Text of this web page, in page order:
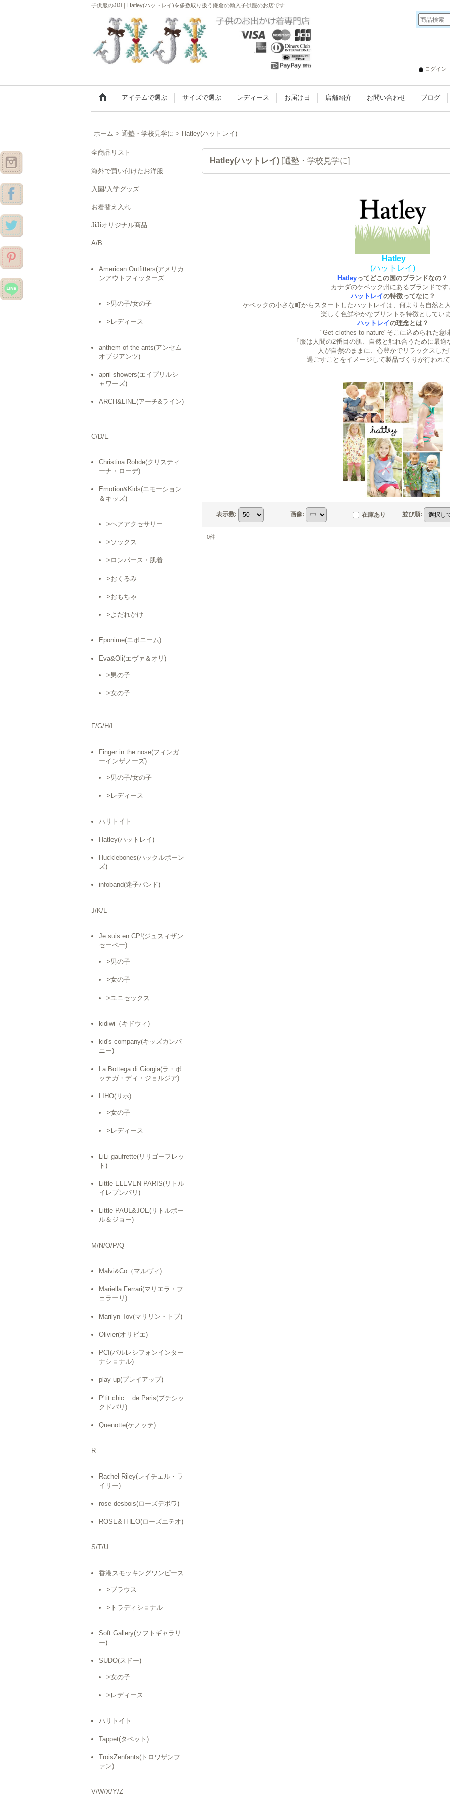
子供服のJiJi｜Hatley(ハットレイ)を多数取り扱う鎌倉の輸入子供服のお店です
ログイン
アイテムで選ぶ サイズで選ぶ レディース お届け日 店舗紹介 お問い合わせ ブログ
ホーム > 通塾・学校見学に > Hatley(ハットレイ)
全商品リスト
海外で買い付けたお洋服
入園/入学グッズ
お着替え入れ
JiJiオリジナル商品
A/B
American Outfitters(アメリカ
ンアウトフィッターズ
>男の子/女の子
>レディース
anthem of the ants(アンセム
オブジアンツ)
april showers(エイプリルシ
ャワーズ)
ARCH&LINE(アーチ&ライン)
C/D/E
Christina Rohde(クリスティ
ーナ・ローデ)
Emotion&Kids(エモーション
＆キッズ)
>ヘアアクセサリー
>ソックス
>ロンパース・肌着
>おくるみ
>おもちゃ
>よだれかけ
Eponime(エポニーム)
Eva&Oli(エヴァ＆オリ)
>男の子
>女の子
F/G/H/I
Finger in the nose(フィンガ
ーインザノーズ)
>男の子/女の子
>レディース
ハリトイト
Hatley(ハットレイ)
Hucklebones(ハックルボーン
ズ)
infoband(迷子バンド)
J/K/L
Je suis en CP!(ジュスィザン
セーペー)
>男の子
>女の子
>ユニセックス
kidiwi（キドウィ)
kid's company(キッズカンパ
ニー)
La Bottega di Giorgia(ラ・ボ
ッテガ・ディ・ジョルジア)
LIHO(リホ)
>女の子
>レディース
LiLi gaufrette(リリゴーフレッ
ト)
Little ELEVEN PARIS(リトル
イレブンパリ)
Little PAUL&JOE(リトルポー
ル＆ジョー)
M/N/O/P/Q
Malvi&Co（マルヴィ)
Mariella Ferrari(マリエラ・フ
ェラーリ)
Marilyn Tov(マリリン・トブ)
Olivier(オリビエ)
PCI(パルレシフォンインター
ナショナル)
play up(プレイアップ)
P'tit chic ...de Paris(プチシッ
クドパリ)
Quenotte(ケノッテ)
R
Rachel Riley(レイチェル・ラ
イリー)
rose desbois(ローズデボワ)
ROSE&THEO(ローズエテオ)
S/T/U
香港スモッキングワンピース
>ブラウス
>トラディショナル
Soft Gallery(ソフトギャラリ
ー)
SUDO(スドー)
>女の子
>レディース
ハリトイト
Tappet(タペット)
TroisZenfants(トロワザンフ
ァン)
V/W/X/Y/Z
Hatley(ハットレイ) [通塾・学校見学に]
Hatley
(ハットレイ)
Hatleyってどこの国のブランドなの？
カナダのケベック州にあるブランドです
ハットレイの特徴ってなに？
ケベックの小さな町からスタートしたハットレイは、何よりも自然と
楽しく色鮮やかなプリントを特徴としていま
ハットレイの理念とは？
"Get clothes to nature"そこに込められた意味
「服は人間の2番目の肌、自然と触れ合うために最適
人が自然のままに、心豊かでリラックスした
過ごすことをイメージして製品づくりが行われ
表示数: 画像: 在庫あり 並び順:
0件